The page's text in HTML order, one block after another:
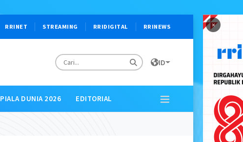
×
RRINET STREAMING RRIDIGITAL RRINEWS
ID
PIALA DUNIA 2026 EDITORIAL